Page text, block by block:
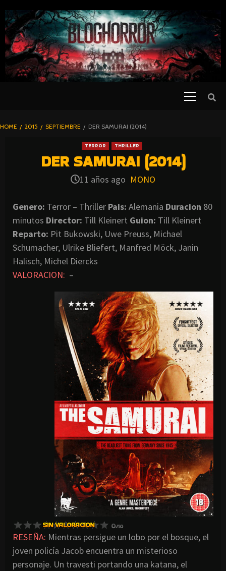
TO
CONTENT
BLOGHORROR
HOME 2015 SEPTIEMBRE DER SAMURAI (2014)
TERROR THRILLER
DER SAMURAI (2014)
11 años ago MONO
Genero: Terror – Thriller Pais: Alemania Duracion 80
minutos Director: Till Kleinert Guion: Till Kleinert
Reparto: Pit Bukowski, Uwe Preuss, Michael
Schumacher, Ulrike Bliefert, Manfred Möck, Janin
Halisch, Michel Diercks
VALORACION: –
RESEÑA: Mientras persigue un lobo por el bosque, el
joven policía Jacob encuentra un misterioso
personaje. Un travesti portando una katana, el